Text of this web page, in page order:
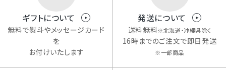
ギフトについて
無料で熨斗やメッセージカード
を
お付けいたします
発送について
送料無料※北海道・沖縄県除く
16時までのご注文で即日発送
※一部商品